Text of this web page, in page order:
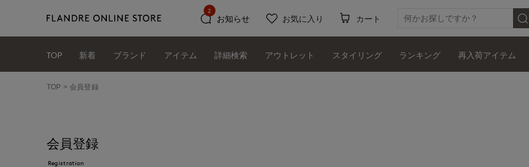
お知らせ
2
お気に入り カート
TOP 新着 ブランド アイテム 詳細検索 アウトレット スタイリング ランキング 再入荷アイテム
TOP 会員登録
会員登録
Registration